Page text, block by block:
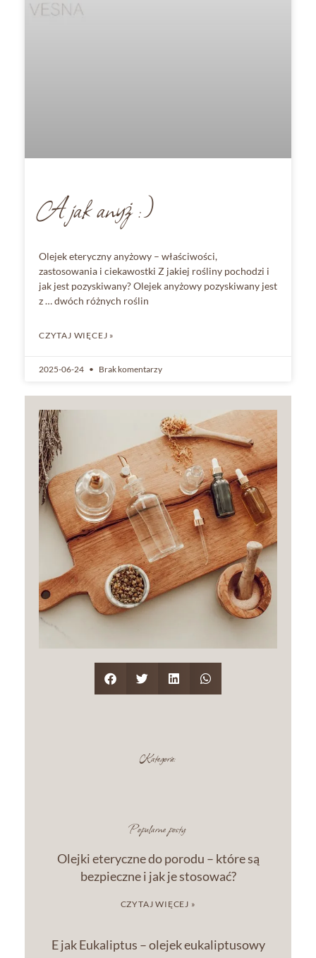
A jak anyż :)
Olejek eteryczny anyżowy – właściwości,
zastosowania i ciekawostki Z jakiej rośliny pochodzi i
jak jest pozyskiwany? Olejek anyżowy pozyskiwany jest
z … dwóch różnych roślin
CZYTAJ WIĘCEJ »
2025-06-24 Brak komentarzy
Kategorie:
Popularne posty:
Olejki eteryczne do porodu – które są
bezpieczne i jak je stosować?
CZYTAJ WIĘCEJ »
E jak Eukaliptus – olejek eukaliptusowy